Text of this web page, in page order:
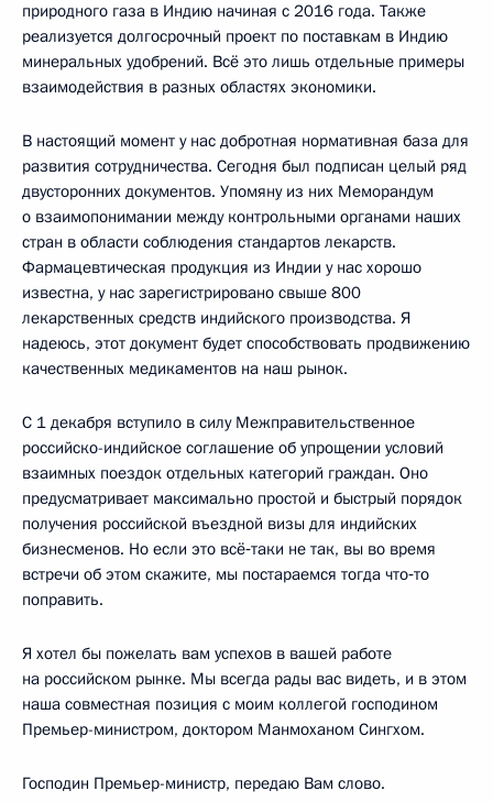
природного газа в Индию начиная с 2016 года. Также
реализуется долгосрочный проект по поставкам в Индию
минеральных удобрений. Всё это лишь отдельные примеры
взаимодействия в разных областях экономики.
В настоящий момент у нас добротная нормативная база для
развития сотрудничества. Сегодня был подписан целый ряд
двусторонних документов. Упомяну из них Меморандум
о взаимопонимании между контрольными органами наших
стран в области соблюдения стандартов лекарств.
Фармацевтическая продукция из Индии у нас хорошо
известна, у нас зарегистрировано свыше 800
лекарственных средств индийского производства. Я
надеюсь, этот документ будет способствовать продвижению
качественных медикаментов на наш рынок.
С 1 декабря вступило в силу Межправительственное
российско-индийское соглашение об упрощении условий
взаимных поездок отдельных категорий граждан. Оно
предусматривает максимально простой и быстрый порядок
получения российской въездной визы для индийских
бизнесменов. Но если это всё‑таки не так, вы во время
встречи об этом скажите, мы постараемся тогда что‑то
поправить.
Я хотел бы пожелать вам успехов в вашей работе
на российском рынке. Мы всегда рады вас видеть, и в этом
наша совместная позиция с моим коллегой господином
Премьер-министром, доктором Манмоханом Сингхом.
Господин Премьер-министр, передаю Вам слово.